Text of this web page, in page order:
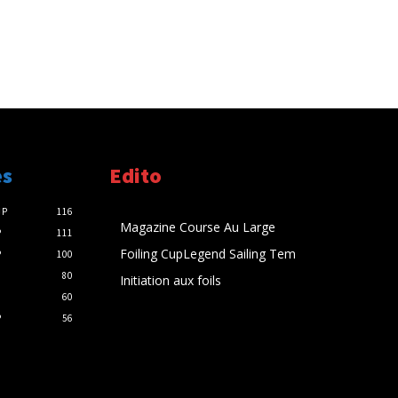
116
111
100
80
60
56
Edito
Magazine Course Au Large
Foiling CupLegend Sailing Tem
Initiation aux foils